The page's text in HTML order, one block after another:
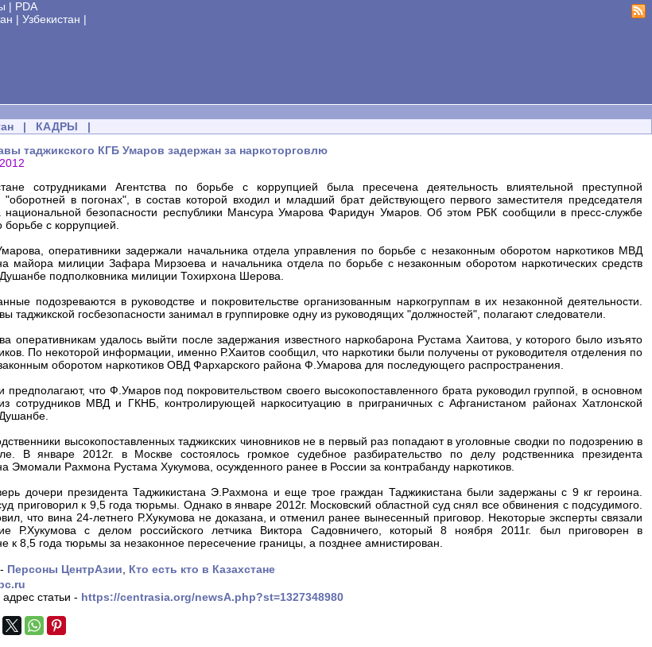
| PDA
| Узбекистан |
| КАДРЫ |
таджикского КГБ Умаров задержан за наркоторговлю
сотрудниками Агентства по борьбе с коррупцией была пресечена деятельность влиятельной преступной
"оборотней в погонах", в состав которой входил и младший брат действующего первого заместителя председателя
национальной безопасности республики Мансура Умарова Фаридун Умаров. Об этом РБК сообщили в пресс-службе
борьбе с коррупцией.
оперативники задержали начальника отдела управления по борьбе с незаконным оборотом наркотиков МВД
майора милиции Зафара Мирзоева и начальника отдела по борьбе с незаконным оборотом наркотических средств
подполковника милиции Тохирхона Шерова.
подозреваются в руководстве и покровительстве организованным наркогруппам в их незаконной деятельности.
таджикской госбезопасности занимал в группировке одну из руководящих "должностей", полагают следователи.
оперативникам удалось выйти после задержания известного наркобарона Рустама Хаитова, у которого было изъято
По некоторой информации, именно Р.Хаитов сообщил, что наркотики были получены от руководителя отделения по
оборотом наркотиков ОВД Фархарского района Ф.Умарова для последующего распространения.
предполагают, что Ф.Умаров под покровительством своего высокопоставленного брата руководил группой, в основном
сотрудников МВД и ГКНБ, контролирующей наркоситуацию в приграничных с Афганистаном районах Хатлонской
высокопоставленных таджикских чиновников не в первый раз попадают в уголовные сводки по подозрению в
В январе 2012г. в Москве состоялось громкое судебное разбирательство по делу родственника президента
Эмомали Рахмона Рустама Хукумова, осужденного ранее в России за контрабанду наркотиков.
дочери президента Таджикистана Э.Рахмона и еще трое граждан Таджикистана были задержаны с 9 кг героина.
приговорил к 9,5 года тюрьмы. Однако в январе 2012г. Московский областной суд снял все обвинения с подсудимого.
что вина 24-летнего Р.Хукумова не доказана, и отменил ранее вынесенный приговор. Некоторые эксперты связали
Р.Хукумова с делом российского летчика Виктора Садовничего, который 8 ноября 2011г. был приговорен в
к 8,5 года тюрьмы за незаконное пересечение границы, а позднее амнистирован.
Персоны ЦентрАзии
Кто есть кто в Казахстане
статьи - https://centrasia.org/newsA.php?st=1327348980